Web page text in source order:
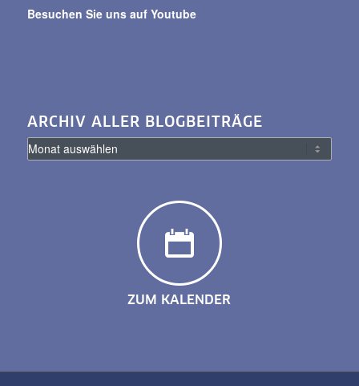
Besuchen Sie uns auf Youtube
ARCHIV ALLER BLOGBEITRÄGE
ZUM KALENDER